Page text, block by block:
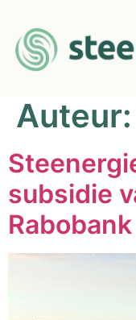
Auteur:
subsidie
Rabobank